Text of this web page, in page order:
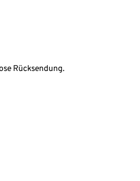
Rücksendung.